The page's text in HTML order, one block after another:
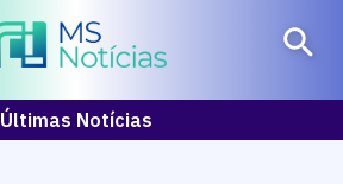
Últimas Notícias